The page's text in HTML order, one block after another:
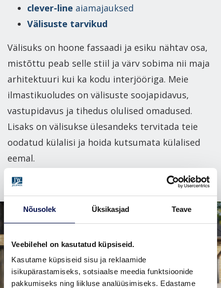
Nõusolek Üksikasjad Teave
Veebilehel on kasutatud küpsiseid.
Kasutame küpsiseid sisu ja reklaamide
isikupärastamiseks, sotsiaalse meedia funktsioonide
pakkumiseks ning liikluse analüüsimiseks. Edastame
clever-line aiamajauksed
Välisuste tarvikud
Välisuks on hoone fassaadi ja esiku nähtav osa,
mistõttu peab selle stiil ja värv sobima nii maja
arhitektuuri kui ka kodu interjööriga. Meie
ilmastikuoludes on välisuste soojapidavus,
vastupidavus ja tihedus olulised omadused.
Lisaks on välisukse ülesandeks tervitada teie
oodatud külalisi ja hoida kutsumata külalised
eemal.